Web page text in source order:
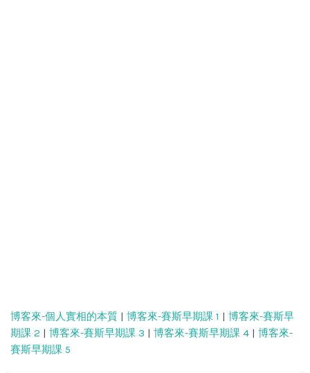
博客來-個人實相的本質 | 博客來-賽斯早期課 1 | 博客來-賽斯早
期課 2 | 博客來-賽斯早期課 3 | 博客來-賽斯早期課 4 | 博客來-
賽斯早期課 5